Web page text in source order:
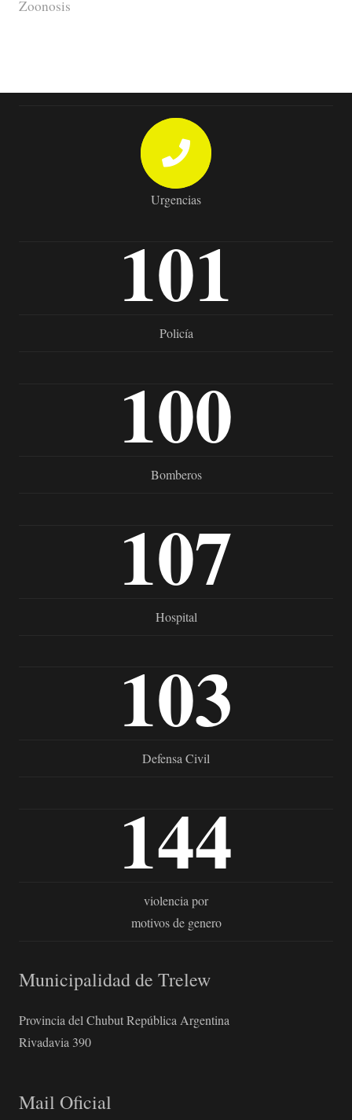
Zoonosis
Urgencias
101
Policía
100
Bomberos
107
Hospital
103
Defensa Civil
144
violencia por
motivos de genero
Municipalidad de Trelew
Provincia del Chubut República Argentina
Rivadavia 390
Mail Oficial